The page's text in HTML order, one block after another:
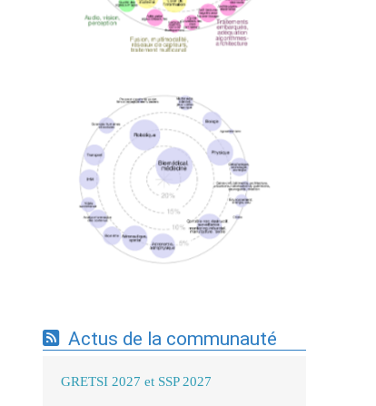
Expertises du GdR - cartographie par mots-
clés applicatifs - 19/09/2025
Actus de la communauté
GRETSI 2027 et SSP 2027